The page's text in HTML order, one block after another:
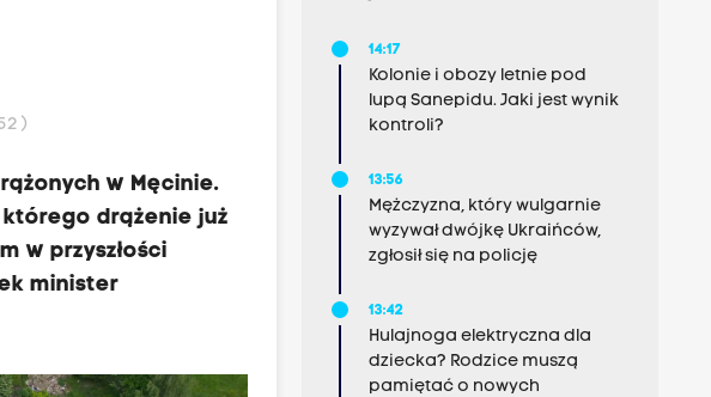
)
w Męcinie.
którego drążenie już
w przyszłości
minister
14:17
Kolonie i obozy letnie pod
lupą Sanepidu. Jaki jest wynik
kontroli?
13:56
Mężczyzna, który wulgarnie
wyzywał dwójkę Ukraińców,
zgłosił się na policję
13:42
Hulajnoga elektryczna dla
dziecka? Rodzice muszą
pamiętać o nowych